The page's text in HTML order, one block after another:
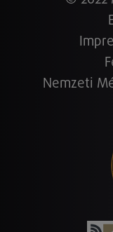
Nemzeti